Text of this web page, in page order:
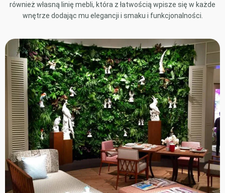
również własną linię mebli, która z łatwością wpisze się w każde
wnętrze dodając mu elegancji i smaku i funkcjonalności.